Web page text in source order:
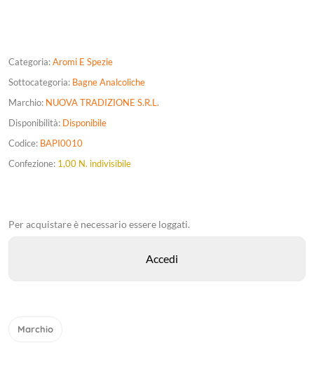
Categoria:Aromi E Spezie
Sottocategoria: Bagne Analcoliche
Marchio: NUOVA TRADIZIONE S.R.L.
Disponibilità: Disponibile
Codice: BAPI0010
Confezione: 1,00 N. indivisibile
Per acquistare è necessario essere loggati.
Marchio